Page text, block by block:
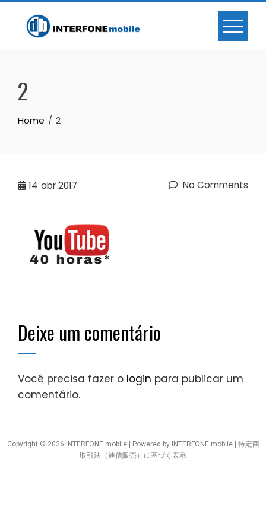
2
Home 2
14 abr 2017 No Comments
Deixe um comentário
Você precisa fazer o login para publicar um
comentário.
Copyright © 2026 INTERFONE mobile | Powered by INTERFONE mobile | 特定商
取引法（通信販売）に基づく表示